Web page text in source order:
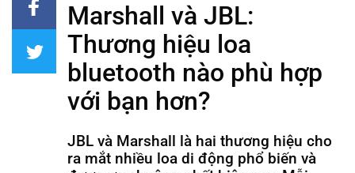
Marshall và JBL:
Thương hiệu loa
bluetooth nào phù hợp
với bạn hơn?
JBL và Marshall là hai thương hiệu cho
ra mắt nhiều loa di động phổ biến và